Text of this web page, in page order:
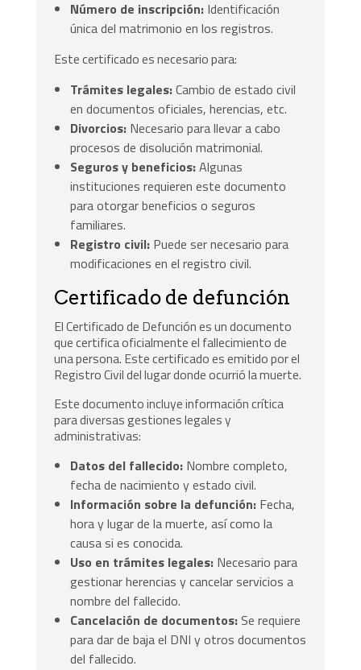
Número de inscripción: Identificación
única del matrimonio en los registros.
Este certificado es necesario para:
Trámites legales:Cambio de estado civil
en documentos oficiales, herencias, etc.
Divorcios: Necesario para llevar a cabo
procesos de disolución matrimonial.
Seguros y beneficios:Algunas
instituciones requieren este documento
para otorgar beneficios o seguros
familiares.
Registro civil: Puede ser necesario para
modificaciones en el registro civil.
Certificado de defunción
El Certificado de Defunción es un documento
que certifica oficialmente el fallecimiento de
una persona. Este certificado es emitido por el
Registro Civil del lugar donde ocurrió la muerte.
Este documento incluye información crítica
para diversas gestiones legales y
administrativas:
Datos del fallecido: Nombre completo,
fecha de nacimiento y estado civil.
Información sobre la defunción: Fecha,
hora y lugar de la muerte, así como la
causa si es conocida.
Uso en trámites legales: Necesario para
gestionar herencias y cancelar servicios a
nombre del fallecido.
Cancelación de documentos: Se requiere
para dar de baja el DNI y otros documentos
del fallecido.